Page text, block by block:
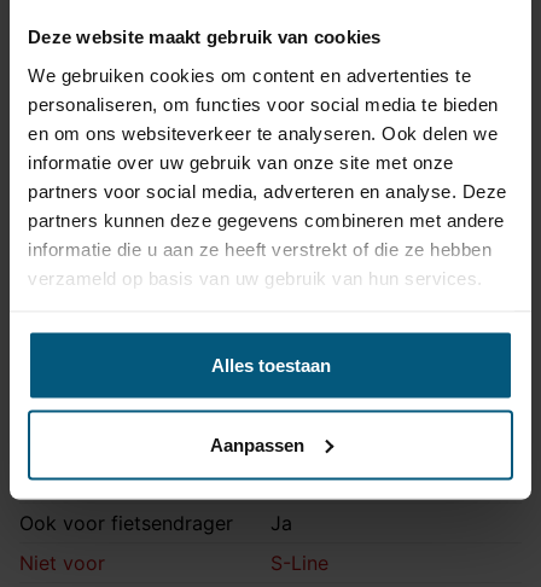
Deze website maakt gebruik van cookies
We gebruiken cookies om content en advertenties te
personaliseren, om functies voor social media te bieden
en om ons websiteverkeer te analyseren. Ook delen we
informatie over uw gebruik van onze site met onze
partners voor social media, adverteren en analyse. Deze
partners kunnen deze gegevens combineren met andere
informatie die u aan ze heeft verstrekt of die ze hebben
verzameld op basis van uw gebruik van hun services.
Alles toestaan
Aanpassen
Trekhaak specificatie
Artikelnummer
STA-064
Trekhaak systeem
Vast
Uitvoering
Kogel is bevestigd met
twee bouten.
Maximaal trekgewicht
1800 kg
Ja
Bumperuitsnede
Ja
Nee
Montagetijd
2 uur
Ook voor fietsendrager
Ja
Niet voor
S-Line